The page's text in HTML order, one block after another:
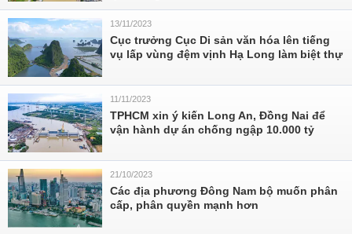
13/11/2023
Cục trưởng Cục Di sản văn hóa lên tiếng
vụ lấp vùng đệm vịnh Hạ Long làm biệt thự
11/11/2023
TPHCM xin ý kiến Long An, Đồng Nai để
vận hành dự án chống ngập 10.000 tỷ
21/10/2023
Các địa phương Đông Nam bộ muốn phân
cấp, phân quyền mạnh hơn